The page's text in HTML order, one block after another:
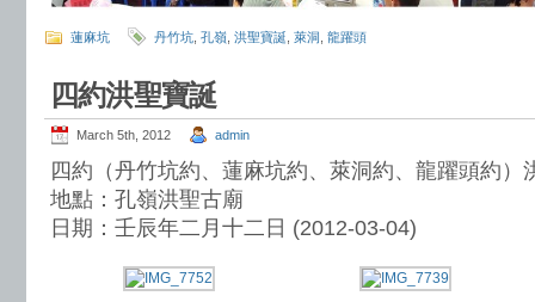
蓮麻坑 丹竹坑 孔嶺 洪聖寶誕 萊洞 龍躍頭
四約洪聖寶誕
March 5th, 2012 admin
四約（丹竹坑約、蓮麻坑約、萊洞約、龍躍頭約）
地點：孔嶺洪聖古廟
日期：壬辰年二月十二日 (2012-03-04)